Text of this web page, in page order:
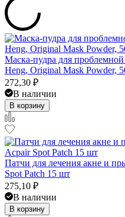
Маска-пудра для
Heng, Original Mask Powder,
272,30 ₽
В наличии
В корзину
Патчи для лечения акне и
Spot Patch 15 шт
275,10 ₽
В наличии
В корзину